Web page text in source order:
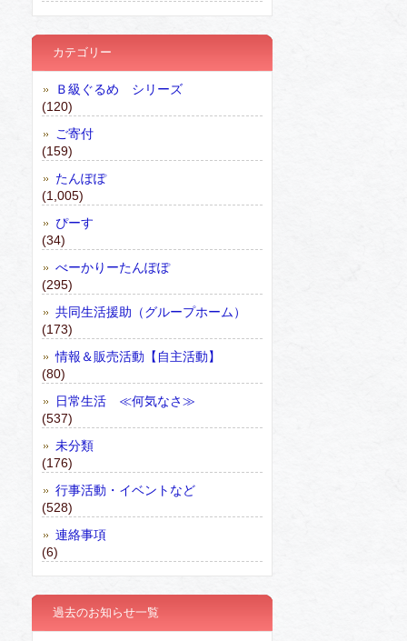
カテゴリー
Ｂ級ぐるめ シリーズ
(120)
ご寄付
(159)
たんぽぽ
(1,005)
ぴーす
(34)
べーかりーたんぽぽ
(295)
共同生活援助（グループホーム）
(173)
情報＆販売活動【自主活動】
(80)
日常生活 ≪何気なさ≫
(537)
未分類
(176)
行事活動・イベントなど
(528)
連絡事項
(6)
過去のお知らせ一覧